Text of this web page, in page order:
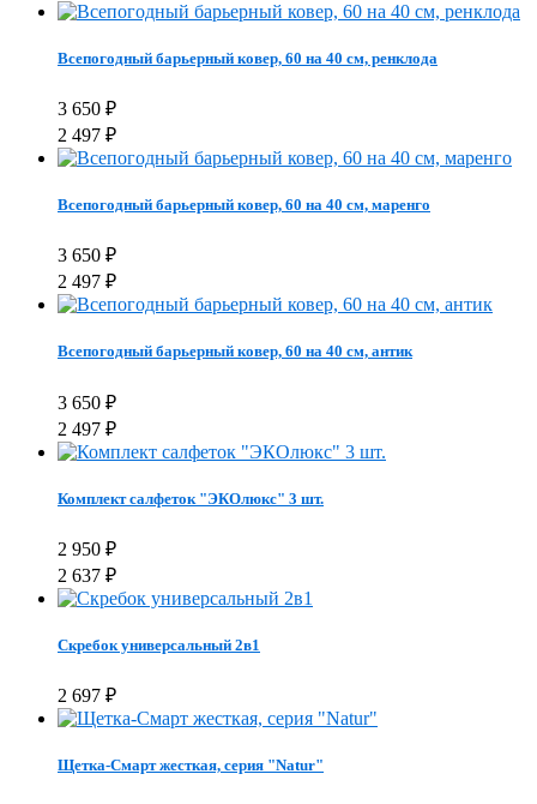
Всепогодный барьерный ковер, 60 на 40 см, ренклода
3 650 ₽
2 497 ₽
Всепогодный барьерный ковер, 60 на 40 см, маренго
3 650 ₽
2 497 ₽
Всепогодный барьерный ковер, 60 на 40 см, антик
3 650 ₽
2 497 ₽
Комплект салфеток "ЭКОлюкс" 3 шт.
2 950 ₽
2 637 ₽
Скребок универсальный 2в1
2 697 ₽
Щетка-Смарт жесткая, серия "Natur"